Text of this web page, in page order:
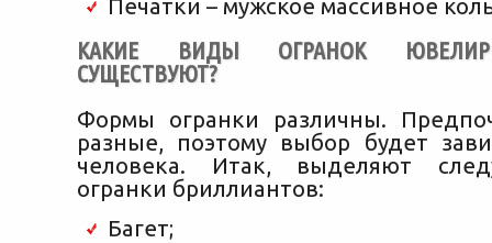
Печатки – мужское массивное
КАКИЕ ВИДЫ ОГРАНОК
СУЩЕСТВУЮТ?
Формы огранки различны.
разные, поэтому выбор будет
человека. Итак, выделяют
огранки бриллиантов:
Багет;